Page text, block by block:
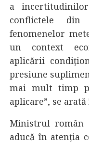
a
conflictele din
fenomenelor
un context
aplicării
presiune
mai mult timp
aplicare”, se
Ministrul român
aducă în atenția